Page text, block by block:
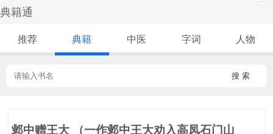
典籍通
推荐 典籍 中医 字词 人物
搜 索
邺中赠王大 （一作邺中王大劝入高凤石门山